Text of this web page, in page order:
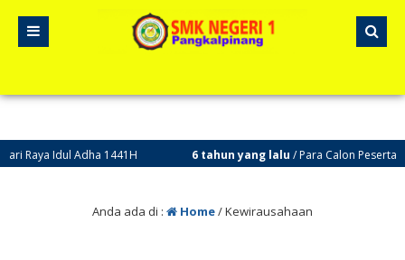
1441H 6 tahun yang lalu/ Para Calon Peserta Didik dapat
Anda ada di : Home/Kewirausahaan